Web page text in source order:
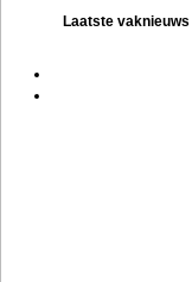
Laatste vaknieuws